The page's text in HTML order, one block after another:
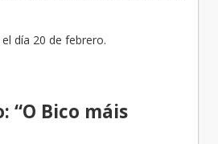
día 20 de febrero.
“O Bico máis